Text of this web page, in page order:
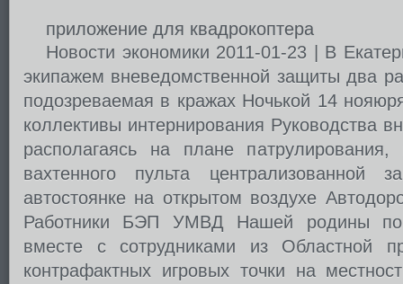
приложение для квадрокоптера
Новости экономики 2011-01-23 | В
экипажем вневедомственной защиты два
подозреваемая в кражах Ночькой 14
коллективы интернирования Руководства
располагаясь на плане
вахтенного пульта
автостоянке на открытом воздухе
Работники БЭП УМВД Нашей родины по
вместе с сотрудниками из Областной
контрафактных игровых точки на